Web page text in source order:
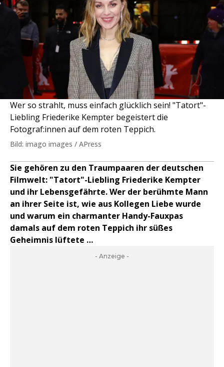
Wer so strahlt, muss einfach glücklich sein! "Tatort"-
Liebling Friederike Kempter begeistert die
Fotograf:innen auf dem roten Teppich.
Bild: imago images / APress
Sie gehören zu den Traumpaaren der deutschen
Filmwelt: "Tatort"-Liebling Friederike Kempter
und ihr Lebensgefährte. Wer der berühmte Mann
an ihrer Seite ist, wie aus Kollegen Liebe wurde
und warum ein charmanter Handy-Fauxpas
damals auf dem roten Teppich ihr süßes
Geheimnis lüftete …
- Anzeige -